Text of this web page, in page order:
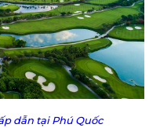
dẫn tại Phú Quốc